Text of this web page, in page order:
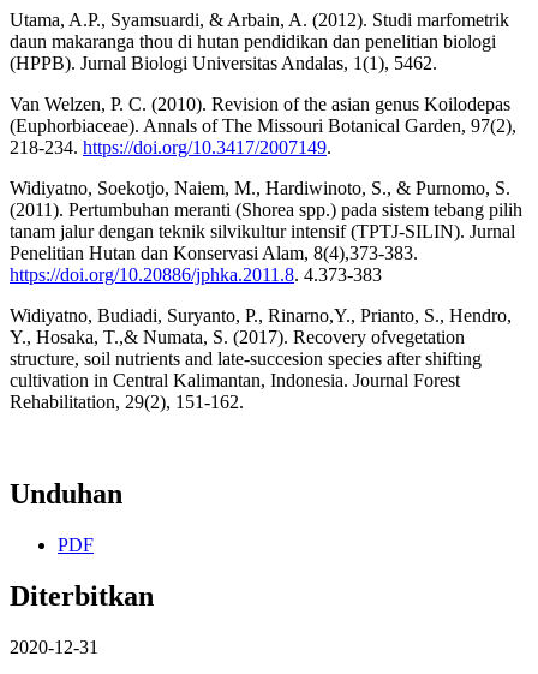
Utama, A.P., Syamsuardi, & Arbain, A. (2012). Studi marfometrik
daun makaranga thou di hutan pendidikan dan penelitian biologi
(HPPB). Jurnal Biologi Universitas Andalas, 1(1), 5462.
Van Welzen, P. C. (2010). Revision of the asian genus Koilodepas
(Euphorbiaceae). Annals of The Missouri Botanical Garden, 97(2),
218-234. https://doi.org/10.3417/2007149.
Widiyatno, Soekotjo, Naiem, M., Hardiwinoto, S., & Purnomo, S.
(2011). Pertumbuhan meranti (Shorea spp.) pada sistem tebang pilih
tanam jalur dengan teknik silvikultur intensif (TPTJ-SILIN). Jurnal
Penelitian Hutan dan Konservasi Alam, 8(4),373-383.
https://doi.org/10.20886/jphka.2011.8. 4.373-383
Widiyatno, Budiadi, Suryanto, P., Rinarno,Y., Prianto, S., Hendro,
Y., Hosaka, T.,& Numata, S. (2017). Recovery ofvegetation
structure, soil nutrients and late-succesion species after shifting
cultivation in Central Kalimantan, Indonesia. Journal Forest
Rehabilitation, 29(2), 151-162.
Unduhan
PDF
Diterbitkan
2020-12-31